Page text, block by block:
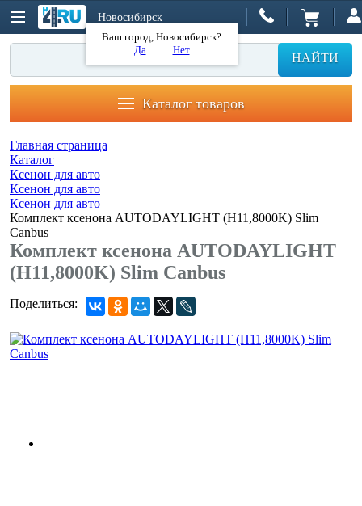
Новосибирск
Ваш город, Новосибирск?
Да
Нет
НАЙТИ
Каталог товаров
Главная страница
Каталог
Ксенон для авто
Ксенон для авто
Ксенон для авто
Комплект ксенона AUTODAYLIGHT (H11,8000K) Slim
Canbus
Комплект ксенона AUTODAYLIGHT
(H11,8000K) Slim Canbus
Поделиться: